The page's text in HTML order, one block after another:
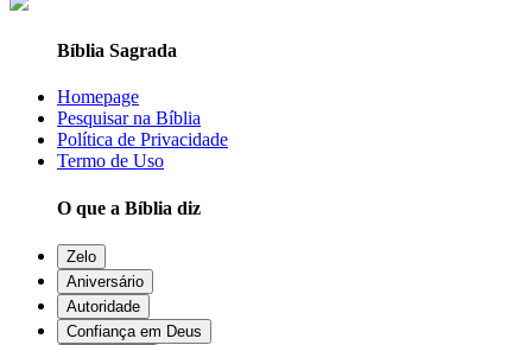
Bíblia Sagrada
Homepage
Pesquisar na Bíblia
Política de Privacidade
Termo de Uso
O que a Bíblia diz
Zelo
Aniversário
Autoridade
Confiança em Deus